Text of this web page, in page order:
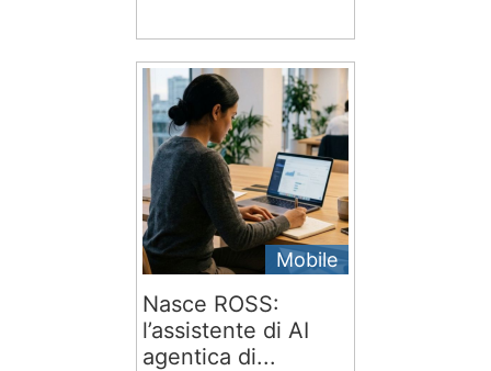
Mobile
Nasce ROSS:
l’assistente di AI
agentica di...